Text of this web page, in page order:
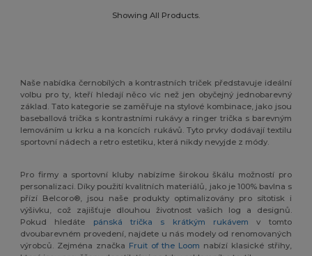
Showing All Products.
Naše nabídka černobílých a kontrastních triček představuje ideální
volbu pro ty, kteří hledají něco víc než jen obyčejný jednobarevný
základ. Tato kategorie se zaměřuje na stylové kombinace, jako jsou
baseballová trička s kontrastními rukávy a ringer trička s barevným
lemováním u krku a na koncích rukávů. Tyto prvky dodávají textilu
sportovní nádech a retro estetiku, která nikdy nevyjde z módy.
Pro firmy a sportovní kluby nabízíme širokou škálu možností pro
personalizaci. Díky použití kvalitních materiálů, jako je 100% bavlna s
přízí Belcoro®, jsou naše produkty optimalizovány pro sítotisk i
výšivku, což zajišťuje dlouhou životnost vašich log a designů.
Pokud hledáte pánská trička s krátkým rukávem v tomto
dvoubarevném provedení, najdete u nás modely od renomovaných
výrobců. Zejména značka Fruit of the Loom nabízí klasické střihy,